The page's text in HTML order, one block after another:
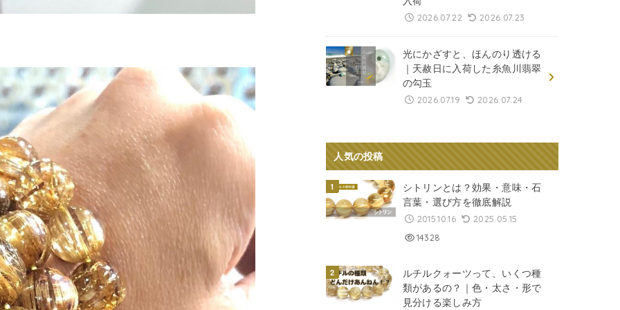
2026.07.22 2026.07.23
光にかざすと、ほんのり透ける
｜天赦日に入荷した糸魚川翡翠
の勾玉
2026.07.19 2026.07.24
人気の投稿
シトリンとは？効果・意味・石
言葉・選び方を徹底解説
2015.10.16
2025.05.15
14328
ルチルクォーツって、いくつ種
類があるの？｜色・太さ・形で
見分ける楽しみ方